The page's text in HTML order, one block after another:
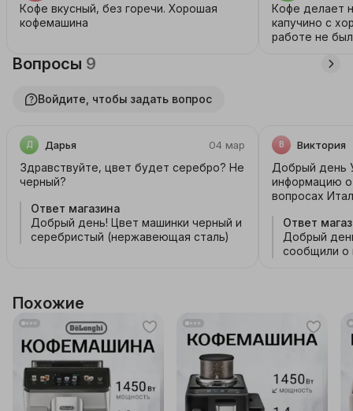
Кофе вкусный, без горечи. Хорошая
кофемашина
Кофе делает
капучино с
работе не
Вопросы 9
Войдите, чтобы задать вопрос
Д Дарья 04 мар
Здравствуйте, цвет будет серебро? Не
черный?
Ответ магазина
Добрый день! Цвет машинки черный и
серебристый (нержавеющая сталь)
В Виктория
Добрый день
информацию о
вопросах
Италия.
Ответ
Добрый
сообщили о
Похожие